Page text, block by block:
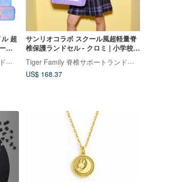
超
ツ
(豪
Tiger Family 脊椎サポートランドセル・文房具
サンリオコラボ スクール風超軽量脊
椎保護ランドセル - クロミ | 小学校中
学年向け (2 大特典付き)
Tiger Family 脊椎サポートランドセル・文房具
US$ 168.37